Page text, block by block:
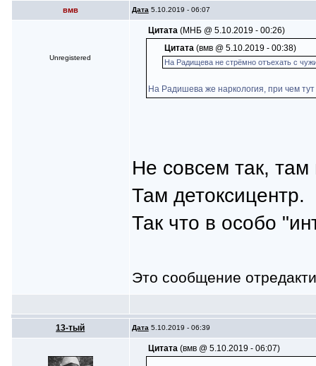
вмв Дата 5.10.2019 - 06:07
Unregistered
Цитата (МНБ @ 5.10.2019 - 00:26)
Цитата(вмв @ 5.10.2019 - 00:38)
На Радищева не стрёмно отъехать с
На Радишева же наркология, при чем тут
Не совсем так, там
Там детоксицентр.
Так что в особо
Это сообщение
13-тый Дата 5.10.2019 - 06:39
Цитата (вмв @ 5.10.2019 - 06:07)